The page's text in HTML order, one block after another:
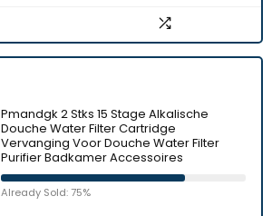
Pmandgk 2 Stks 15 Stage Alkalische
Douche Water Filter Cartridge
Vervanging Voor Douche Water Filter
Purifier Badkamer Accessoires
Already Sold: 75%